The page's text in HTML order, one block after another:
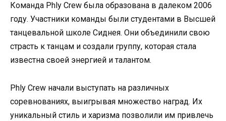
Команда Phly Crew была образована в далеком 2006
году. Участники команды были студентами в Высшей
танцевальной школе Сиднея. Они объединили свою
страсть к танцам и создали группу, которая стала
известна своей энергией и талантом.
Phly Crew начали выступать на различных
соревнованиях, выигрывая множество наград. Их
уникальный стиль и харизма позволили им привлечь